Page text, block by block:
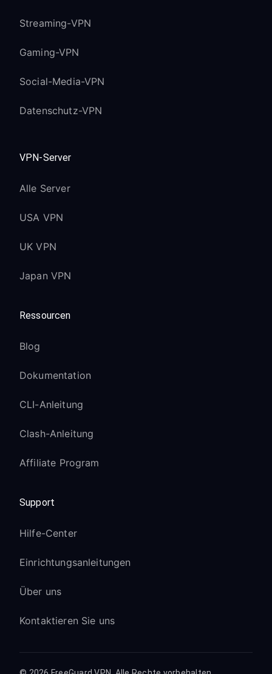
Streaming-VPN
Gaming-VPN
Social-Media-VPN
Datenschutz-VPN
VPN-Server
Alle Server
USA VPN
UK VPN
Japan VPN
Ressourcen
Blog
Dokumentation
CLI-Anleitung
Clash-Anleitung
Affiliate Program
Support
Hilfe-Center
Einrichtungsanleitungen
Über uns
Kontaktieren Sie uns